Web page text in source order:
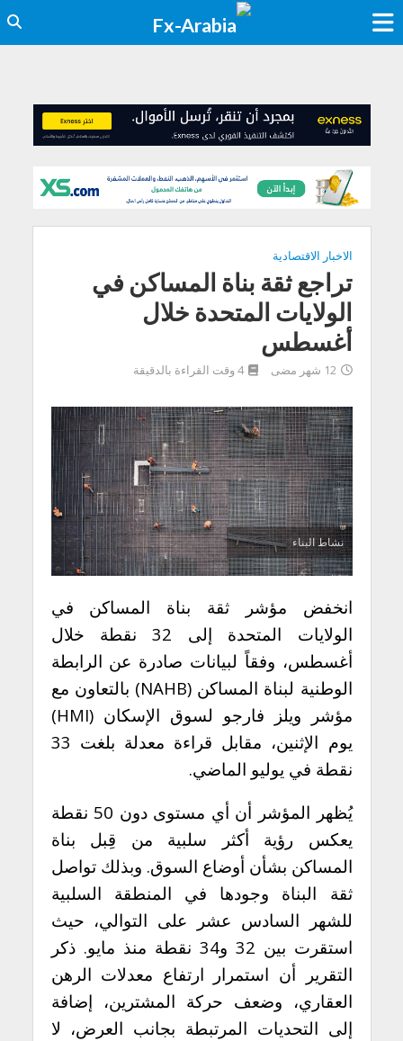
الاخبار الاقتصادية
تراجع ثقة بناة المساكن في
الولايات المتحدة خلال
أغسطس
12 شهر مضى 4 وقت القراءة بالدقيقة
نشاط البناء
انخفض مؤشر ثقة بناة المساكن في
الولايات المتحدة إلى 32 نقطة خلال
أغسطس، وفقاً لبيانات صادرة عن الرابطة
الوطنية لبناة المساكن (NAHB) بالتعاون مع
مؤشر ويلز فارجو لسوق الإسكان (HMI)
يوم الإثنين، مقابل قراءة معدلة بلغت 33
نقطة في يوليو الماضي.
يُظهر المؤشر أن أي مستوى دون 50 نقطة
يعكس رؤية أكثر سلبية من قِبل بناة
المساكن بشأن أوضاع السوق. وبذلك تواصل
ثقة البناة وجودها في المنطقة السلبية
للشهر السادس عشر على التوالي، حيث
استقرت بين 32 و34 نقطة منذ مايو. ذكر
التقرير أن استمرار ارتفاع معدلات الرهن
العقاري، وضعف حركة المشترين، إضافة
إلى التحديات المرتبطة بجانب العرض، لا